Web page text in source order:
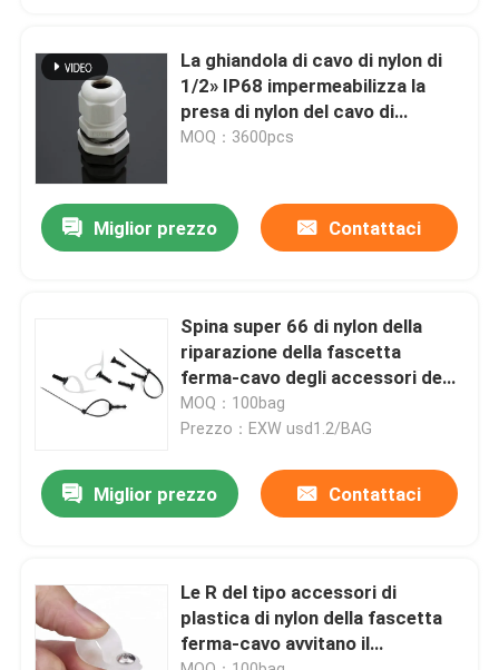
Prodotti
Video
Chi siamo
Controllo di qualità
Richiedere un preventivo
Fascetta ferma-cavo dello zip
fascetta ferma-cavo di nylon
La ghiandola di cavo di nylon di
1/2» IP68 impermeabilizza la
presa di nylon del cavo di
gommino di protezione del NPT
MOQ：3600pcs
Miglior prezzo Contattaci
Spina super 66 di nylon della
riparazione della fascetta
ferma-cavo degli accessori degli
innesti a vite neri della muratura
MOQ：100bag
Prezzo：EXW usd1.2/BAG
Miglior prezzo Contattaci
Le R del tipo accessori di
plastica di nylon della fascetta
ferma-cavo avvitano il